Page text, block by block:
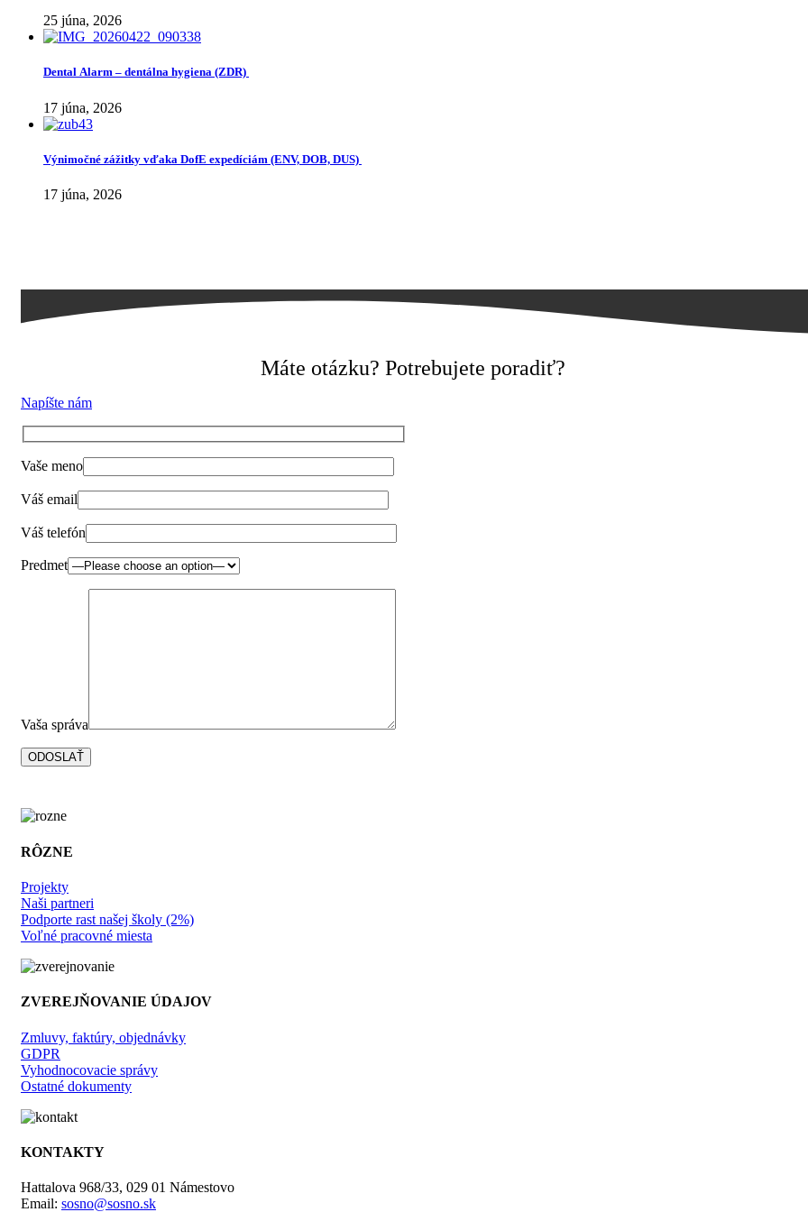
25 júna, 2026
Dental Alarm – dentálna hygiena (ZDR)
17 júna, 2026
Výnimočné zážitky vďaka DofE expedíciám (ENV, DOB, DUS)
17 júna, 2026
Máte otázku? Potrebujete poradiť?
Napíšte nám
Vaše meno
Váš email
Váš telefón
Predmet
Vaša správa
RÔZNE
Projekty
Naši partneri
Podporte rast našej školy (2%)
Voľné pracovné miesta
ZVEREJŇOVANIE ÚDAJOV
Zmluvy, faktúry, objednávky
GDPR
Vyhodnocovacie správy
Ostatné dokumenty
KONTAKTY
Hattalova 968/33, 029 01 Námestovo
Email: sosno@sosno.sk